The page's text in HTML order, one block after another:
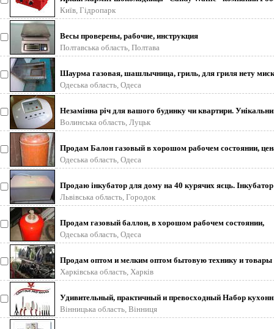
Good - предназначена для т
Київ, Гідропарк
Весы проверены, рабочие, инструкция
Полтавська область, Полтава
Шаурма газовая, шашлычница, гриль, для гриля нету
шампуром.
Одеська область, Одеса
Незамінна річ для вашого будинку чи квартири.
прилад, за допомогою яког
Волинська область, Луцьк
Продам Балон газовый в хорошом рабочем состоянии,
250грв.
Одеська область, Одеса
Продаю інкубатор для дому на 40 курячих яєць.
перевірений на практи
Львівська область, Городок
Продам газовый баллон, в хорошом рабочем состоянии,
самовывоз, цена 250грв.
Одеська область, Одеса
Продам оптом и мелким оптом бытовую технику и товары
Европы Прекрасный выбор качес
Харківська область, Харків
Удивительный, практичный и превосходный Набор
ножей Contour Pro Knives (Кон
Вінницька область, Вінниця